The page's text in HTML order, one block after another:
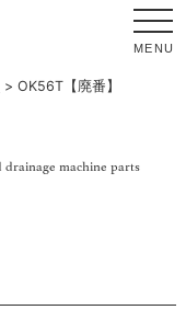
MENU
> OK56T【廃番】